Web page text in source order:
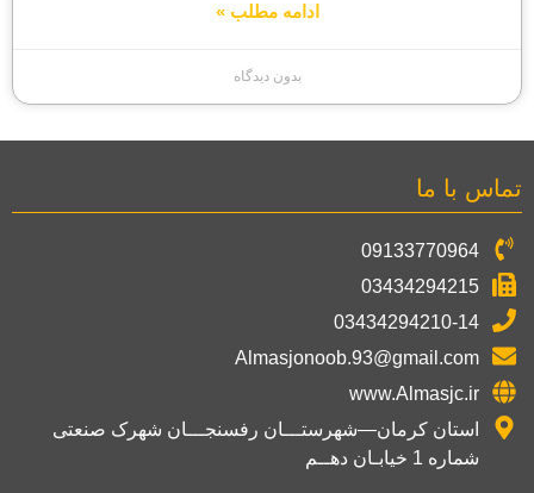
ادامه مطلب »
بدون دیدگاه
تماس با ما
09133770964
03434294215
03434294210-14
Almasjonoob.93@gmail.com
www.Almasjc.ir
استان کرمان—شهرستـــان رفسنجـــان شهرک صنعتی
شماره 1 خیابـان دهــم